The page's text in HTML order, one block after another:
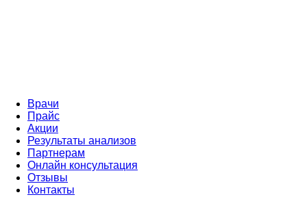
Врачи
Прайс
Акции
Результаты анализов
Партнерам
Онлайн консультация
Отзывы
Контакты